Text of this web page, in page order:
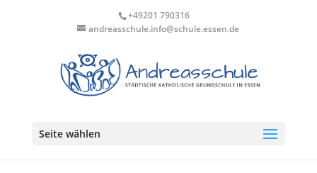
+49201 790316
andreasschule.info@schule.essen.de
Seite wählen